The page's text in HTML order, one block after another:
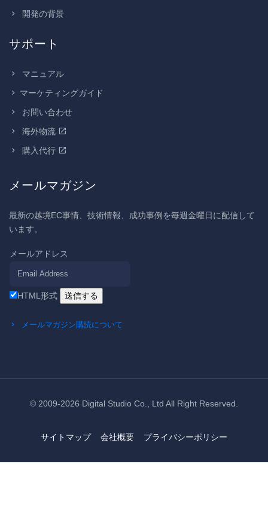
開発の背景
サポート
マニュアル
マーケティングガイド
お問い合わせ
海外物流
購入代行
メールマガジン
最新の越境EC事情、技術情報、成功事例を毎週金曜日に配信して
います。
メールアドレス
HTML形式
メールマガジン購読について
© 2009-2026 Digital Studio Co., Ltd All Right Reserved.
サイトマップ 会社概要 プライバシーポリシー